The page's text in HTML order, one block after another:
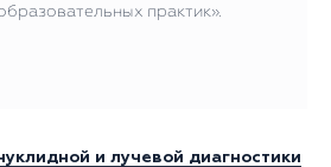
практик».
и лучевой диагностики